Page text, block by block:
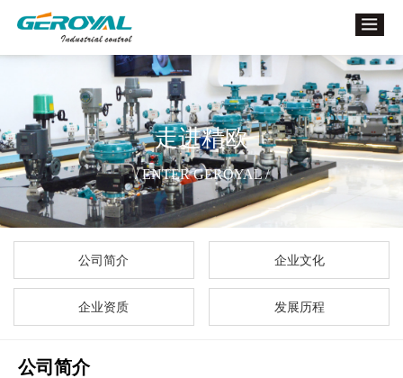
走进精欧
/ ENTER GEROYAL /
公司简介 企业文化
企业资质 发展历程
公司简介